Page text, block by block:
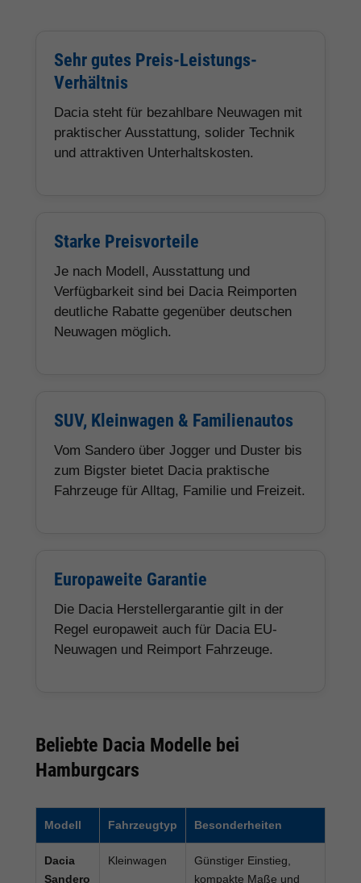
Sehr gutes Preis-Leistungs-
Verhältnis
Dacia steht für bezahlbare Neuwagen mit
praktischer Ausstattung, solider Technik
und attraktiven Unterhaltskosten.
Starke Preisvorteile
Je nach Modell, Ausstattung und
Verfügbarkeit sind bei Dacia Reimporten
deutliche Rabatte gegenüber deutschen
Neuwagen möglich.
SUV, Kleinwagen & Familienautos
Vom Sandero über Jogger und Duster bis
zum Bigster bietet Dacia praktische
Fahrzeuge für Alltag, Familie und Freizeit.
Europaweite Garantie
Die Dacia Herstellergarantie gilt in der
Regel europaweit auch für Dacia EU-
Neuwagen und Reimport Fahrzeuge.
Beliebte Dacia Modelle bei
Hamburgcars
Modell Fahrzeugtyp Besonderheiten
Dacia
Sandero
Kleinwagen
Günstiger Einstieg,
kompakte Maße und